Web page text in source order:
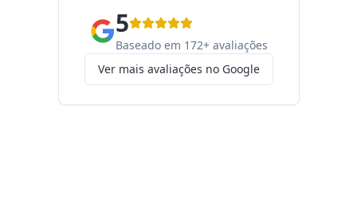
5
Baseado em 172+ avaliações
Ver mais avaliações no Google